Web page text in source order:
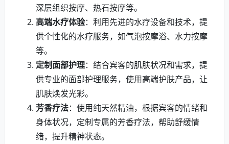
深层组织按摩、热石按摩等。
高端水疗体验：利用先进的水疗设备和技术，提
供个性化的水疗服务，如气泡按摩浴、水力按摩
等。
定制面部护理：结合宾客的肌肤状况和需求，提
供专业的面部护理服务，使用高端护肤产品，让
肌肤焕发光彩。
芳香疗法：使用纯天然精油，根据宾客的情绪和
身体状况，定制专属的芳香疗法，帮助舒缓情
绪，提升精神状态。